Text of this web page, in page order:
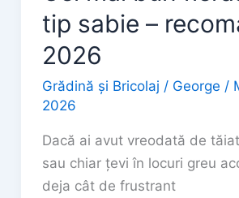
tip sabie –
2026
Grădină și Bricolaj / George /
2026
Dacă ai avut vreodată de
sau chiar țevi în locuri greu
deja cât de frustrant